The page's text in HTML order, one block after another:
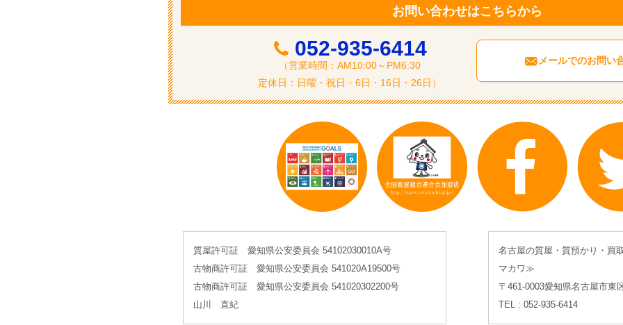
ョ
ン
お問い合わせはこちらから
052-935-6414
（営業時間：AM10:00～PM6:30
定休日：日曜・祝日・6日・16日・26日）
メールでのお問い
質屋許可証 愛知県公安委員会 54102030010A号
古物商許可証 愛知県公安委員会 541020A19500号
古物商許可証 愛知県公安委員会 541020302200号
山川 直紀
名古屋の質屋・質預かり・買
マカワ≫
〒461-0003愛知県名古屋市東
TEL : 052-935-6414